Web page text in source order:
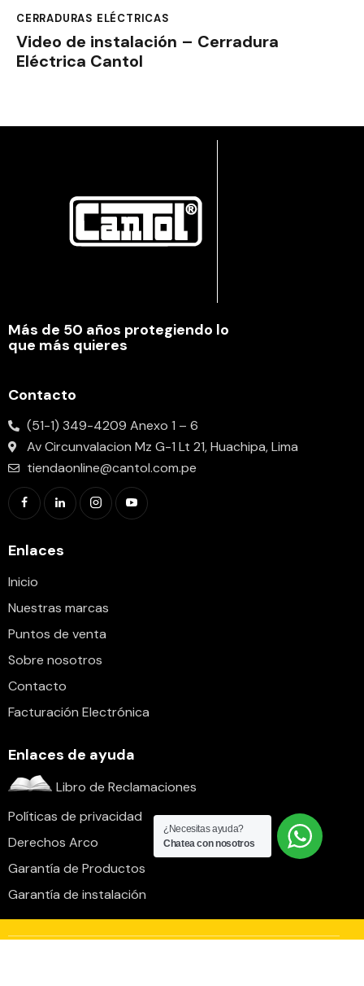
CERRADURAS ELÉCTRICAS
Video de instalación – Cerradura
Eléctrica Cantol
Más de 50 años protegiendo lo
que más quieres
Contacto
(51-1) 349-4209 Anexo 1 – 6
Av Circunvalacion Mz G-1 Lt 21, Huachipa, Lima
tiendaonline@cantol.com.pe
Enlaces
Inicio
Nuestras marcas
Puntos de venta
Sobre nosotros
Contacto
Facturación Electrónica
Enlaces de ayuda
Libro de Reclamaciones
Políticas de privacidad
Derechos Arco
Garantía de Productos
Garantía de instalación
¿Necesitas ayuda?
Chatea con nosotros